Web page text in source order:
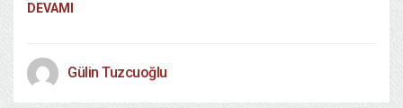
DEVAMI
Gülin Tuzcuoğlu